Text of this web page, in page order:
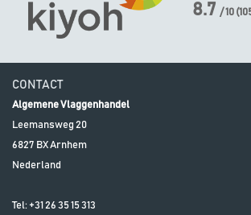
8.7 / 10 (
CONTACT
Algemene Vlaggenhandel
Leemansweg 20
6827 BXArnhem
Nederland
Tel: +31 26 35 15 313